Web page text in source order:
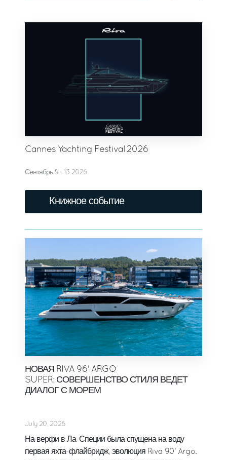
Cannes Yachting Festival 2026
Сентябрь 8 - 13 2026
Книжное событие
НОВАЯ RIVA 96' ARGO
SUPER: СОВЕРШЕНСТВО СТИЛЯ ВЕДЕТ
ДИАЛОГ С МОРЕМ
July 20, 2026
На верфи в Ла-Специи была спущена на воду
первая яхта-флайбридж, эволюция Riva 90' Argo.